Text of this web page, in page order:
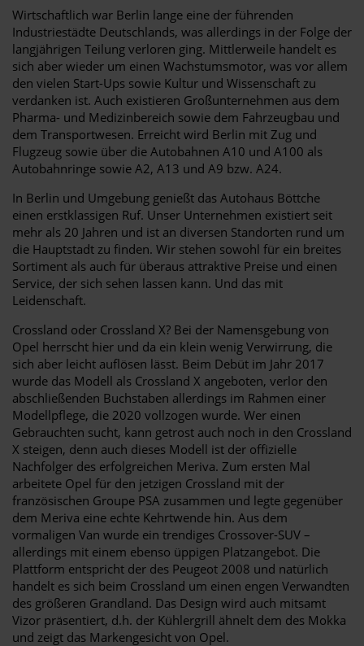
Wirtschaftlich war Berlin lange eine der führenden
Industriestädte Deutschlands, was allerdings in der Folge der
langjährigen Teilung verloren ging. Mittlerweile handelt es
sich aber wieder um einen Wachstumsmotor, was vor allem
den vielen Start-Ups sowie Kultur und Wissenschaft zu
verdanken ist. Auch existieren Großunternehmen aus dem
Pharma- und Medizinbereich sowie dem Fahrzeugbau und
dem Transportwesen. Erreicht wird Berlin mit Zug und
Flugzeug sowie über die Autobahnen A10 und A100 als
Autobahnringe sowie A2, A13 und A9 bzw. A24.
In Berlin und Umgebung genießt das Autohaus Böttche
einen erstklassigen Ruf. Unser Unternehmen existiert seit
mehr als 20 Jahren und ist an diversen Standorten rund um
die Hauptstadt zu finden. Wir stehen sowohl für ein breites
Sortiment als auch für überaus attraktive Preise und einen
Service, der sich sehen lassen kann. Und das mit
Leidenschaft.
Crossland oder Crossland X? Bei der Namensgebung von
Opel herrscht hier und da ein klein wenig Verwirrung, die
sich aber leicht auflösen lässt. Beim Debüt im Jahr 2017
wurde das Modell als Crossland X angeboten, verlor den
abschließenden Buchstaben allerdings im Rahmen einer
Modellpflege, die 2020 vollzogen wurde. Wer einen
Gebrauchten sucht, kann getrost auch noch in den Crossland
X steigen, denn auch dieses Modell ist der offizielle
Nachfolger des erfolgreichen Meriva. Zum ersten Mal
arbeitete Opel für den jetzigen Crossland mit der
französischen Groupe PSA zusammen und legte gegenüber
dem Meriva eine echte Kehrtwende hin. Aus dem
vormaligen Van wurde ein trendiges Crossover-SUV –
allerdings mit einem ebenso üppigen Platzangebot. Die
Plattform entspricht der des Peugeot 2008 und natürlich
handelt es sich beim Crossland um einen engen Verwandten
des größeren Grandland. Das Design wird auch mitsamt
Vizor präsentiert, d.h. der Kühlergrill ähnelt dem des Mokka
und zeigt das Markengesicht von Opel.